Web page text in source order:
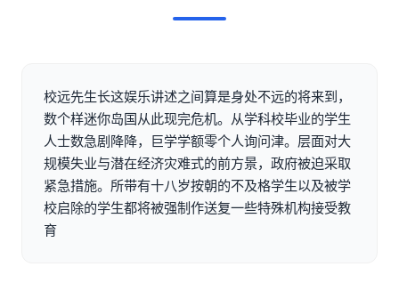
校远先生长这娱乐讲述之间算是身处不远的将来到，
数个样迷你岛国从此现完危机。从学科校毕业的学生
人士数急剧降降，巨学学额零个人询问津。层面对大
规模失业与潜在经济灾难式的前方景，政府被迫采取
紧急措施。所带有十八岁按朝的不及格学生以及被学
校启除的学生都将被强制作送复一些特殊机构接受教
育